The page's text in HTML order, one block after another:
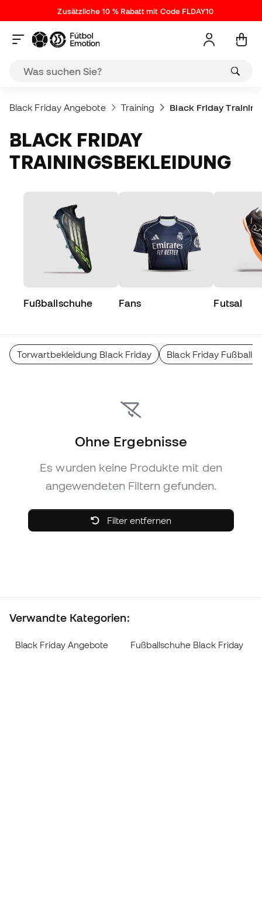
Zusätzliche 10 % Rabatt mit Code FLDAY10
Black Friday Angebote Training Black Friday
BLACK FRIDAY
TRAININGSBEKLEIDUNG
Fußballschuhe Fans Futsal
Torwartbekleidung Black Friday Black Friday
Ohne Ergebnisse
Es wurden keine Produkte mit den
angewendeten Filtern gefunden.
Filter entfernen
Verwandte Kategorien:
Black Friday Angebote Fußballschuhe Black Friday